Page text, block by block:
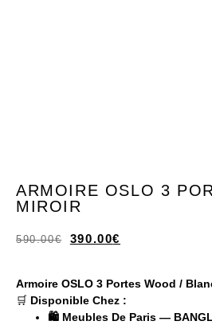
ARMOIRE OSLO 3
MIROIR
590.00€ 390.00€
Armoire OSLO 3 Portes Wood /
🛒 Disponible Chez :
🛍️ Meubles De Paris —